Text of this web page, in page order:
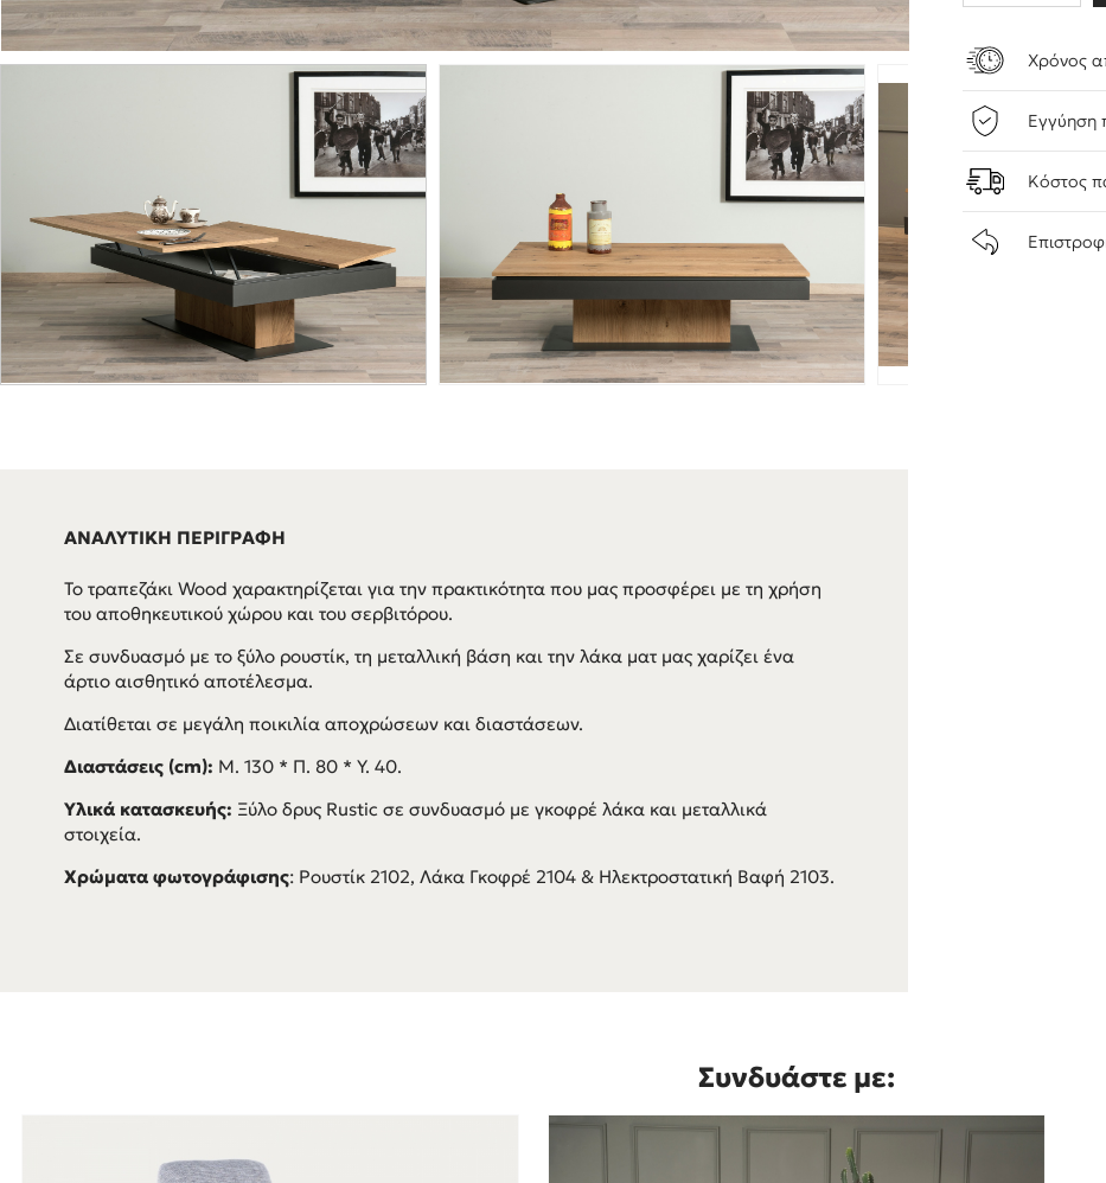
ΑΝΑΛΥΤΙΚΗ ΠΕΡΙΓΡΑΦΗ
Το τραπεζάκι Wood χαρακτηρίζεται για την πρακτικότητα που μας προσφέρει με τη χρήση
του αποθηκευτικού χώρου και του σερβιτόρου.
Σε συνδυασμό με το ξύλο ρουστίκ, τη μεταλλική βάση και την λάκα ματ μας χαρίζει ένα
άρτιο αισθητικό αποτέλεσμα.
Διατίθεται σε μεγάλη ποικιλία αποχρώσεων και διαστάσεων.
Διαστάσεις (cm): Μ. 130 * Π. 80 * Υ. 40.
Υλικά κατασκευής: Ξύλο δρυς Rustic σε συνδυασμό με γκοφρέ λάκα και μεταλλικά
στοιχεία.
Χρώματα φωτογράφισης: Ρουστίκ 2102, Λάκα Γκοφρέ 2104 & Ηλεκτροστατική Βαφή 2103.
Χρόνος
Εγγύηση
Κόστος
Συνδυάστε με: